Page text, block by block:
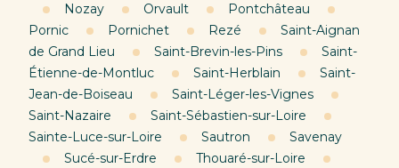
Nozay
Orvault
Pontchâteau
Pornic
Pornichet Rezé
Saint-Aignan
de Grand Lieu
Saint-Brevin-les-Pins
Saint-
Étienne-de-Montluc
Saint-Herblain
Saint-
Jean-de-Boiseau
Saint-Léger-les-Vignes
Saint-Nazaire
Saint-Sébastien-sur-Loire
Sainte-Luce-sur-Loire
Sautron
Savenay
Sucé-sur-Erdre
Thouaré-sur-Loire